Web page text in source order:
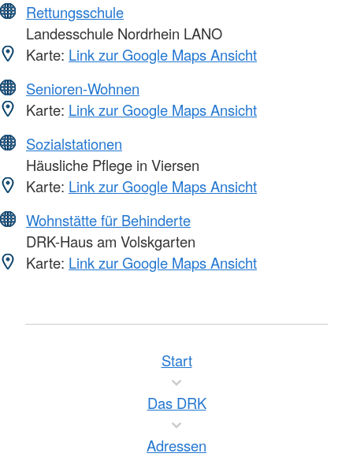
Rettungsschule
Landesschule Nordrhein LANO
Karte: Link zur Google Maps Ansicht
Senioren-Wohnen
Karte: Link zur Google Maps Ansicht
Sozialstationen
Häusliche Pflege in Viersen
Karte: Link zur Google Maps Ansicht
Wohnstätte für Behinderte
DRK-Haus am Volskgarten
Karte: Link zur Google Maps Ansicht
Start
Das DRK
Adressen